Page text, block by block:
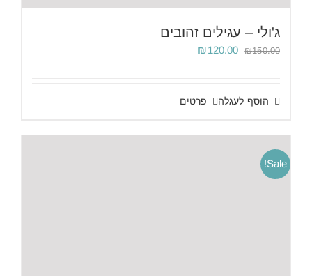
ג'ולי – עגילים זהובים
₪150.00
המחיר
₪150.00.
₪120.00
המחיר
הוסף לעגלה פרטים
Sale!